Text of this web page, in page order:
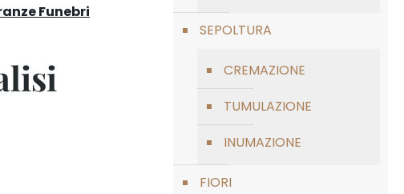
Funebri
SEPOLTURA
CREMAZIONE
TUMULAZIONE
INUMAZIONE
FIORI